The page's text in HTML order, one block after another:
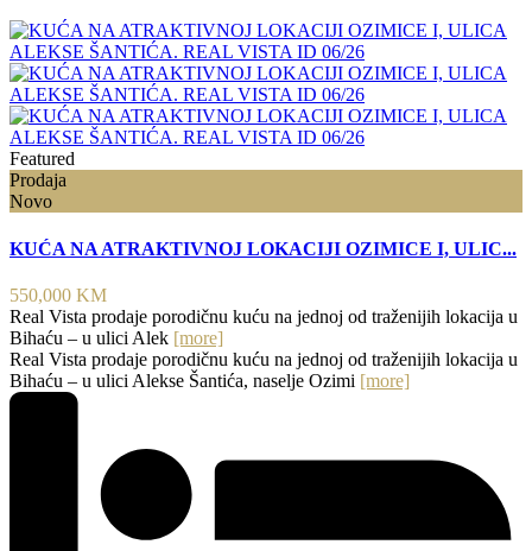
Featured
Prodaja
Novo
KUĆA NA ATRAKTIVNOJ LOKACIJI OZIMICE I, ULIC...
550,000 KM
Real Vista prodaje porodičnu kuću na jednoj od traženijih lokacija u
Bihaću – u ulici Alek [more]
Real Vista prodaje porodičnu kuću na jednoj od traženijih lokacija u
Bihaću – u ulici Alekse Šantića, naselje Ozimi [more]